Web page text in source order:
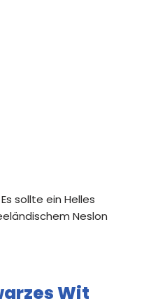
sollte ein Helles
Neslon
Wit